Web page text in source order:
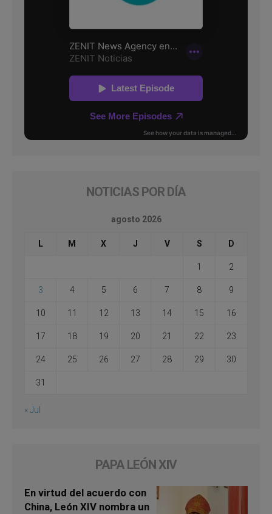
NOTICIAS POR DÍA
agosto 2026
L M X J V S D
1 2
3 4 5 6 7 8 9
10 11 12 13 14 15 16
17 18 19 20 21 22 23
24 25 26 27 28 29 30
31
« Jul
PAPA LEÓN XIV
En virtud del acuerdo con
China, León XIV nombra un